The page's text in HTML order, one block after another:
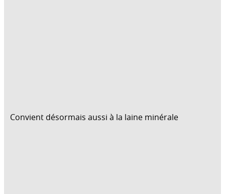
Convient désormais aussi à la laine minérale